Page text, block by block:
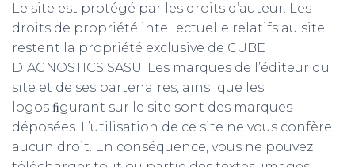
Le site est protégé par les droits d’auteur. Les
droits de propriété intellectuelle relatifs au site
restent la propriété exclusive de CUBE
DIAGNOSTICS SASU. Les marques de l’éditeur du
site et de ses partenaires, ainsi que les
logos ﬁgurant sur le site sont des marques
déposées. L’utilisation de ce site ne vous confère
aucun droit. En conséquence, vous ne pouvez